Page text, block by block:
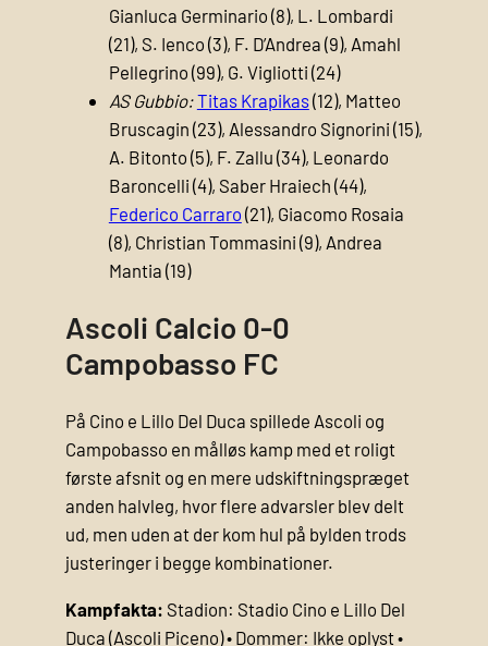
Gianluca Germinario (8), L. Lombardi
(21), S. Ienco (3), F. D’Andrea (9), Amahl
Pellegrino (99), G. Vigliotti (24)
AS Gubbio:Titas Krapikas(12), Matteo
Bruscagin (23), Alessandro Signorini (15),
A. Bitonto (5), F. Zallu (34), Leonardo
Baroncelli (4), Saber Hraiech (44),
Federico Carraro (21), Giacomo Rosaia
(8), Christian Tommasini (9), Andrea
Mantia (19)
Ascoli Calcio 0-0
Campobasso FC
På Cino e Lillo Del Duca spillede Ascoli og
Campobasso en målløs kamp med et roligt
første afsnit og en mere udskiftningspræget
anden halvleg, hvor flere advarsler blev delt
ud, men uden at der kom hul på bylden trods
justeringer i begge kombinationer.
Kampfakta: Stadion: Stadio Cino e Lillo Del
Duca (Ascoli Piceno) • Dommer: Ikke oplyst •